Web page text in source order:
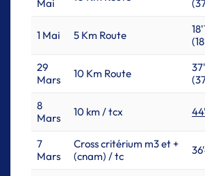
Mai
1 Mai 5 Km Route
29
Mars
10 Km Route
8
Mars
10 km / tcx
7
Mars
Cross critérium m3 et +
(cnam) / tc